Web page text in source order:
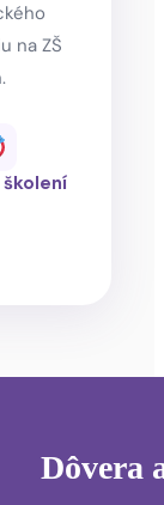
na ZŠ
Dôvera